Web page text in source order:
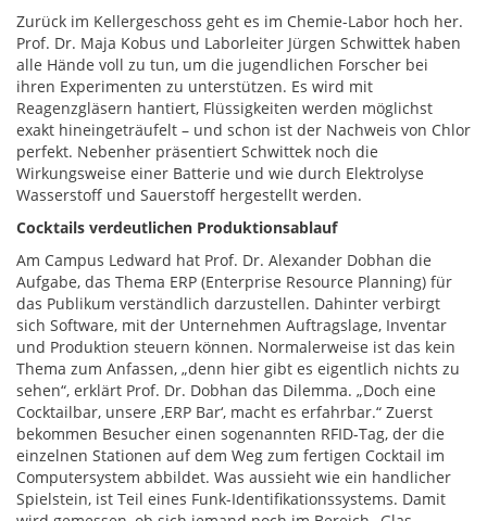
Zurück im Kellergeschoss geht es im Chemie-Labor hoch her.
Prof. Dr. Maja Kobus und Laborleiter Jürgen Schwittek haben
alle Hände voll zu tun, um die jugendlichen Forscher bei
ihren Experimenten zu unterstützen. Es wird mit
Reagenzgläsern hantiert, Flüssigkeiten werden möglichst
exakt hineingeträufelt – und schon ist der Nachweis von Chlor
perfekt. Nebenher präsentiert Schwittek noch die
Wirkungsweise einer Batterie und wie durch Elektrolyse
Wasserstoff und Sauerstoff hergestellt werden.
Cocktails verdeutlichen Produktionsablauf
Am Campus Ledward hat Prof. Dr. Alexander Dobhan die
Aufgabe, das Thema ERP (Enterprise Resource Planning) für
das Publikum verständlich darzustellen. Dahinter verbirgt
sich Software, mit der Unternehmen Auftragslage, Inventar
und Produktion steuern können. Normalerweise ist das kein
Thema zum Anfassen, „denn hier gibt es eigentlich nichts zu
sehen“, erklärt Prof. Dr. Dobhan das Dilemma. „Doch eine
Cocktailbar, unsere ,ERP Bar‘, macht es erfahrbar.“ Zuerst
bekommen Besucher einen sogenannten RFID-Tag, der die
einzelnen Stationen auf dem Weg zum fertigen Cocktail im
Computersystem abbildet. Was aussieht wie ein handlicher
Spielstein, ist Teil eines Funk-Identifikationssystems. Damit